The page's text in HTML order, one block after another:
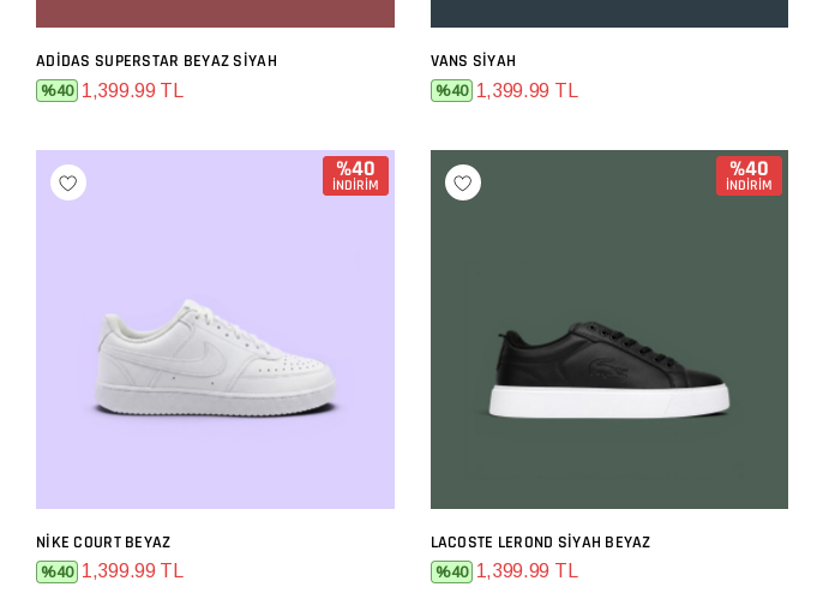
SEPETE EKLE
ADIDAS SUPERSTAR BEYAZ SIYAH
%40 1,399.99 TL
VANS SIYAH
%40 1,399.99 TL
%40
İNDİRİM
NIKE COURT BEYAZ
%40 1,399.99 TL
%40
İNDİRİM
SEPETE EKLE
LACOSTE LEROND SIYAH BEYAZ
%40 1,399.99 TL